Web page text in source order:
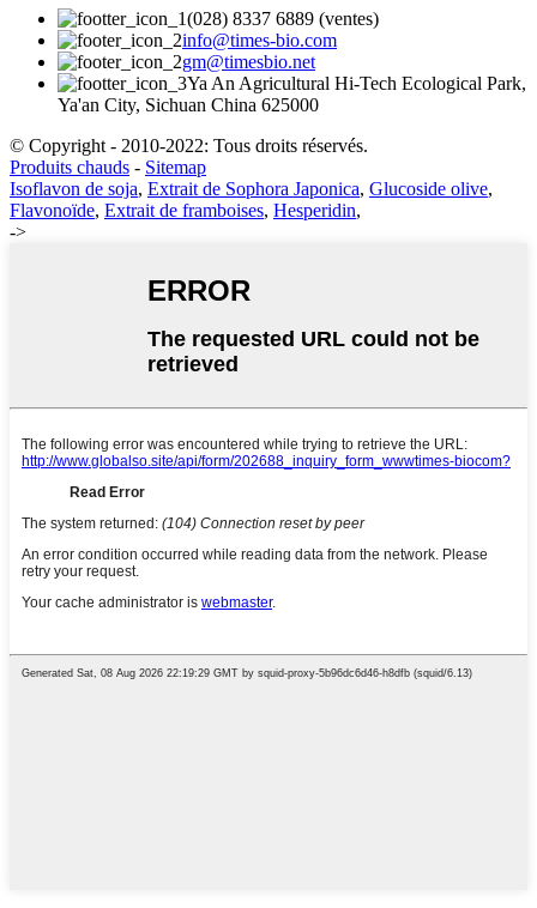
(028) 8337 6889 (ventes)
info@times-bio.com
gm@timesbio.net
Ya An Agricultural Hi-Tech Ecological Park,
Ya'an City, Sichuan China 625000
© Copyright - 2010-2022: Tous droits réservés.
Produits chauds - Sitemap
Isoflavon de soja, Extrait de Sophora Japonica, Glucoside olive,
Flavonoïde, Extrait de framboises, Hesperidin,
->